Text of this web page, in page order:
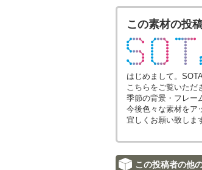
この素材の投
はじめまして。
こちらをご覧いただ
季節の背景・フレー
今後色々な素材をア
宜しくお願い致しま
この投稿者の他